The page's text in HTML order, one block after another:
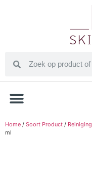
Home / Soort Product / Reiniging
ml